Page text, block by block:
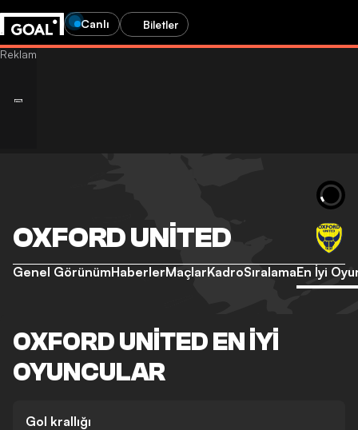
Canlı Biletler
OXFORD UNITED
Genel GörünümHaberlerMaçlarKadroSıralamaEn İyi
OXFORD UNITED EN İYI
OYUNCULAR
Gol krallığı